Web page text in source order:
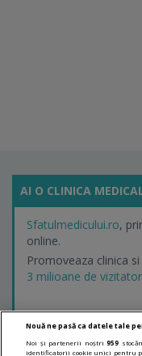
AI O CLINICA
Sfatulmedicului.ro,
online.
Promoveaza clinica
3 milioane de
Nouă ne pasă ca datele tale
Noi și partenerii noștri959
identificatorii cookie unici pentru